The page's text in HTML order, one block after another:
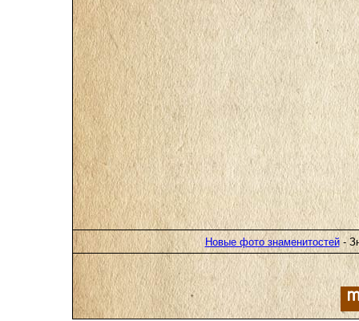
Новые фото знаменитостей-